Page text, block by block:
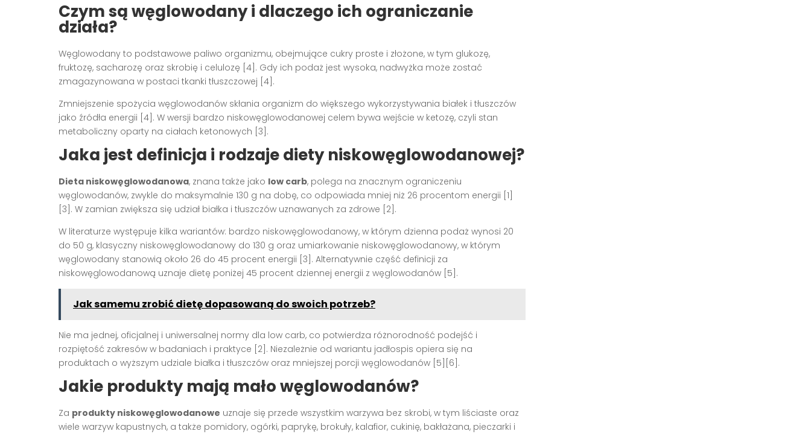
Czym są węglowodany i dlaczego ich ograniczanie
działa?
Węglowodany to podstawowe paliwo organizmu, obejmujące cukry proste i złożone, w tym glukozę,
fruktozę, sacharozę oraz skrobię i celulozę [4]. Gdy ich podaż jest wysoka, nadwyżka może zostać
zmagazynowana w postaci tkanki tłuszczowej [4].
Zmniejszenie spożycia węglowodanów skłania organizm do większego wykorzystywania białek i tłuszczów
jako źródła energii [4]. W wersji bardzo niskowęglowodanowej celem bywa wejście w ketozę, czyli stan
metaboliczny oparty na ciałach ketonowych [3].
Jaka jest definicja i rodzaje diety niskowęglowodanowej?
Dieta niskowęglowodanowa, znana także jako low carb, polega na znacznym ograniczeniu
węglowodanów, zwykle do maksymalnie 130 g na dobę, co odpowiada mniej niż 26 procentom energii [1]
[3]. W zamian zwiększa się udział białka i tłuszczów uznawanych za zdrowe [2].
W literaturze występuje kilka wariantów: bardzo niskowęglowodanowy, w którym dzienna podaż wynosi 20
do 50 g, klasyczny niskowęglowodanowy do 130 g oraz umiarkowanie niskowęglowodanowy, w którym
węglowodany stanowią około 26 do 45 procent energii [3]. Alternatywnie część definicji za
niskowęglowodanową uznaje dietę poniżej 45 procent dziennej energii z węglowodanów [5].
Jak samemu zrobić dietę dopasowaną do swoich potrzeb?
Nie ma jednej, oficjalnej i uniwersalnej normy dla low carb, co potwierdza różnorodność podejść i
rozpiętość zakresów w badaniach i praktyce [2]. Niezależnie od wariantu jadłospis opiera się na
produktach o wyższym udziale białka i tłuszczów oraz mniejszej porcji węglowodanów [5][6].
Jakie produkty mają mało węglowodanów?
Za produkty niskowęglowodanowe uznaje się przede wszystkim warzywa bez skrobi, w tym liściaste oraz
wiele warzyw kapustnych, a także pomidory, ogórki, paprykę, brokuły, kalafior, cukinię, bakłażana, pieczarki i